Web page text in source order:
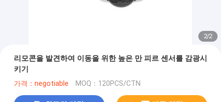
2/2
리모콘을 발견하여 이동을 위한 높은 만 피르 센서를 감광시
키기
가격：negotiable MOQ：120PCS/CTN